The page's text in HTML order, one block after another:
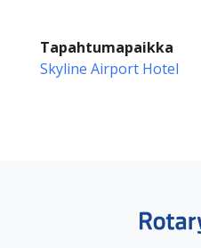
Tapahtumapaikka
Skyline Airport Hotel